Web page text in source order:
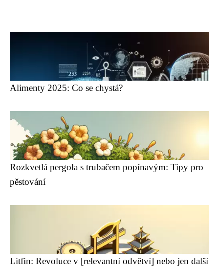
Alimenty 2025: Co se chystá?
Rozkvetlá pergola s trubačem popínavým: Tipy pro
pěstování
Litfin: Revoluce v [relevantní odvětví] nebo jen další